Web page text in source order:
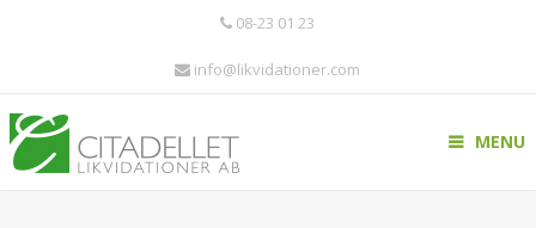
08-23 01 23
info@likvidationer.com
MENU